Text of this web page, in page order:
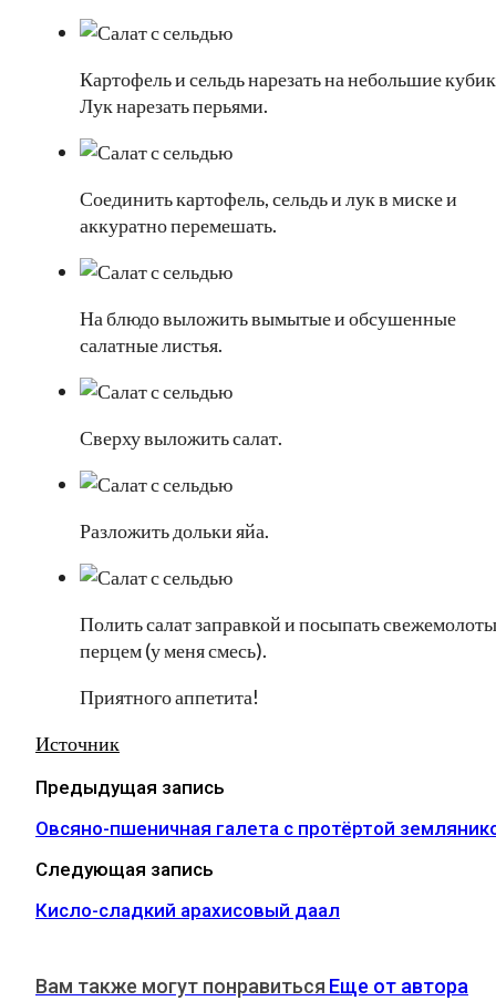
Картофель и сельдь нарезать на небольшие
Лук нарезать перьями.
Соединить картофель, сельдь и лук в миске и
аккуратно перемешать.
На блюдо выложить вымытые и обсушенные
салатные листья.
Сверху выложить салат.
Разложить дольки яйа.
Полить салат заправкой и посыпать
перцем (у меня смесь).
Приятного аппетита!
Источник
Предыдущая запись
Овсяно-пшеничная галета с протёртой
Следующая запись
Кисло-сладкий арахисовый даал
Вам также могут понравиться Еще от автора